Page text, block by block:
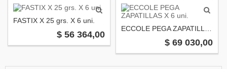
FASTIX X 25 grs. X 6 uni.
$ 56 364,00
$ 69 030,00